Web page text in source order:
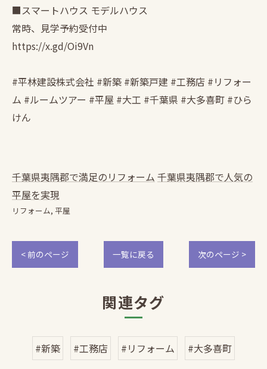
■スマートハウス モデルハウス
常時、見学予約受付中
https://x.gd/Oi9Vn
#平林建設株式会社 #新築 #新築戸建 #工務店 #リフォー
ム #ルームツアー #平屋 #大工 #千葉県 #大多喜町 #ひら
けん
千葉県夷隅郡で満足のリフォーム 千葉県夷隅郡で人気の
平屋を実現
リフォーム 平屋
< 前のページ 一覧に戻る 次のページ >
関連タグ
#新築 #工務店 #リフォーム #大多喜町